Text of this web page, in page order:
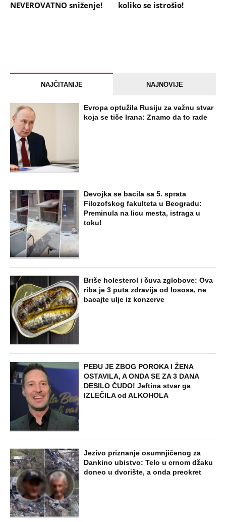
NEVEROVATNO sniženje!
koliko se istrošio!
NAJČITANIJE NAJNOVIJE
Evropa optužila Rusiju za važnu stvar
koja se tiče Irana: Znamo da to rade
Devojka se bacila sa 5. sprata
Filozofskog fakulteta u Beogradu:
Preminula na licu mesta, istraga u
toku!
Briše holesterol i čuva zglobove: Ova
riba je 3 puta zdravija od lososa, ne
bacajte ulje iz konzerve
PEĐU JE ZBOG POROKA I ŽENA
OSTAVILA, A ONDA SE ZA 3 DANA
DESILO ČUDO! Jeftina stvar ga
IZLEČILA od ALKOHOLA
Jezivo priznanje osumnjičenog za
Dankino ubistvo: Telo u crnom džaku
doneo u dvorište, a onda preokret